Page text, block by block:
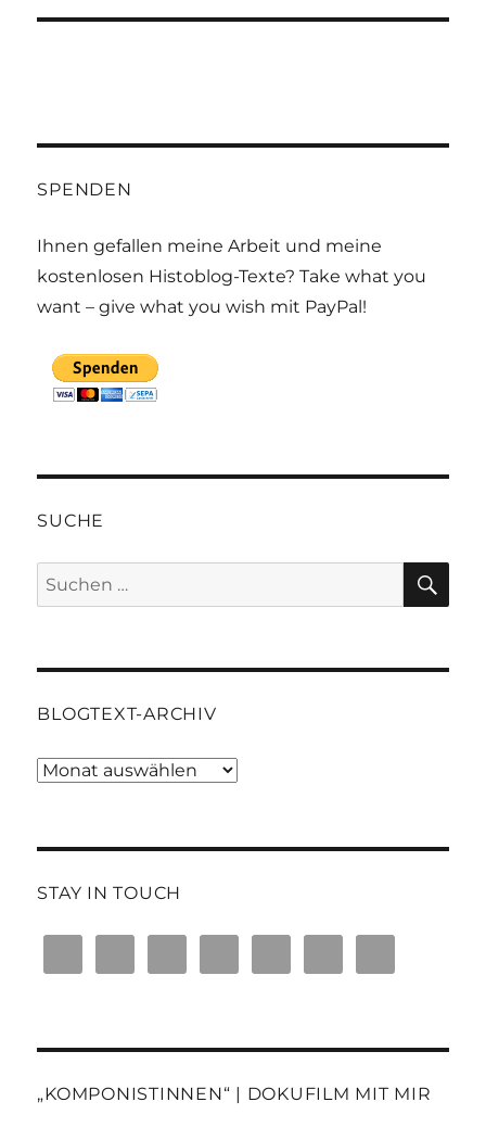
SPENDEN
Ihnen gefallen meine Arbeit und meine
kostenlosen Histoblog-Texte? Take what you
want – give what you wish mit PayPal!
SUCHE
Suchen
nach:
BLOGTEXT-ARCHIV
Blogtext-
STAY IN TOUCH
„KOMPONISTINNEN“ | DOKUFILM MIT MIR